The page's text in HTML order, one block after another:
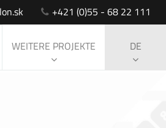
+421 (0)55 - 68 22 111
WEITERE PROJEKTE DE